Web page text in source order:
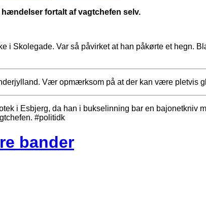
fortalt af vagtchefen selv.
i Skolegade. Var så påvirket at han påkørte et hegn.
Vær opmærksom på at der kan være pletvis
i Esbjerg, da han i bukselinning bar en bajonetkniv
#politidk
bander